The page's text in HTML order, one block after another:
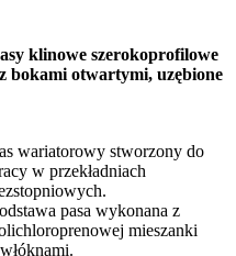
klinowe szerokoprofilowe
bokami otwartymi, uzębione
wariatorowy stworzony do
w przekładniach
pasa wykonana z
mieszanki